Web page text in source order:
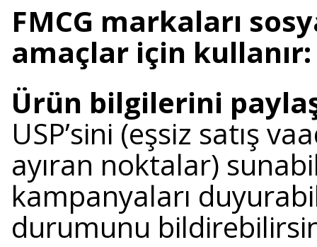
FMCG markaları
amaçlar için kullanır:
Ürün bilgilerini
USP’sini (eşsiz satış
ayıran noktalar)
kampanyaları
durumunu